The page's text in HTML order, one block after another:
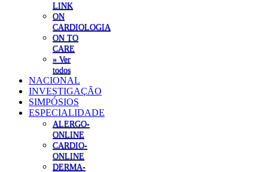
LINK
ON
CARDIOLOGIA
ON TO
CARE
» Ver
todos
NACIONAL
INVESTIGAÇÃO
SIMPÓSIOS
ESPECIALIDADE
ALERGO-
ONLINE
CARDIO-
ONLINE
DERMA-